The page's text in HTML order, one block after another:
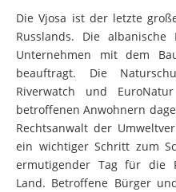
Die Vjosa ist der letzte
Russlands. Die
Unternehmen mit dem
beauftragt. Die
Riverwatch und
betroffenen Anwohnern
Rechtsanwalt der
ein wichtiger Schritt zum
ermutigender Tag für die
Land. Betroffene Bürger